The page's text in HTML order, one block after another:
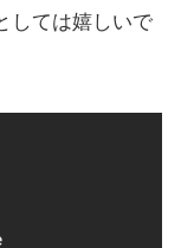
しては嬉しいで